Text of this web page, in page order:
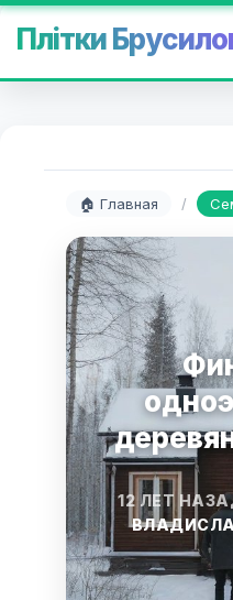
Плітки
🏠 Главная /
12 ЛЕТ